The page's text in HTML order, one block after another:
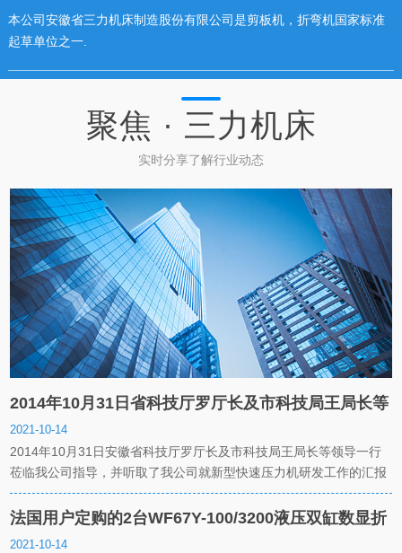
本公司安徽省三力机床制造股份有限公司是剪板机，折弯机国家标准
起草单位之一.
聚焦 · 三力机床
实时分享了解行业动态
2014年10月31日省科技厅罗厅长及市科技局王局长等
领导莅临安徽省三力机床制造股份有限公司指导
2021-10-14
2014年10月31日安徽省科技厅罗厅长及市科技局王局长等领导一行
莅临我公司指导，并听取了我公司就新型快速压力机研发工作的汇报
讲解，充分肯定了我公司在技术创新领域取得的实质性成果。
法国用户定购的2台WF67Y-100/3200液压双缸数显折
弯机，1台QC12Y-6*3200液压摆式数显剪板机，经用
2021-10-14